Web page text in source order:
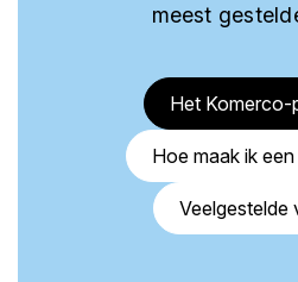
meest
Het Komerco-
Hoe maak ik
Veelgestelde